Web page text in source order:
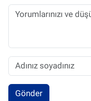
Gönder